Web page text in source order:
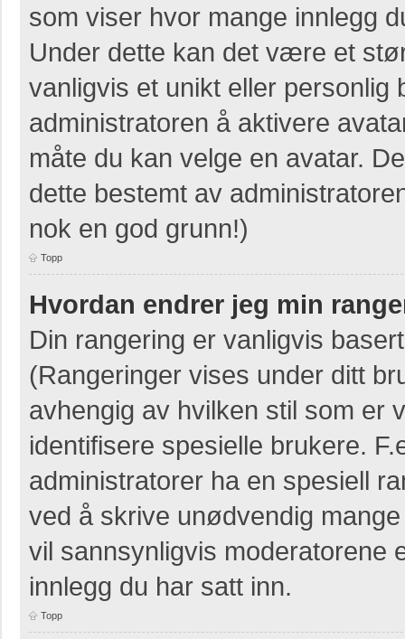
som viser hvor mange innlegg
Under dette kan det være et
vanligvis et unikt eller personlig
administratoren å aktivere
måte du kan velge en avatar.
dette bestemt av
nok en god grunn!)
Topp
Hvordan endrer jeg min
Din rangering er vanligvis
(Rangeringer vises under ditt
avhengig av hvilken stil som er
identifisere spesielle brukere.
administratorer ha en spesiell
ved å skrive unødvendig
vil sannsynligvis moderatorene
innlegg du har satt inn.
Topp